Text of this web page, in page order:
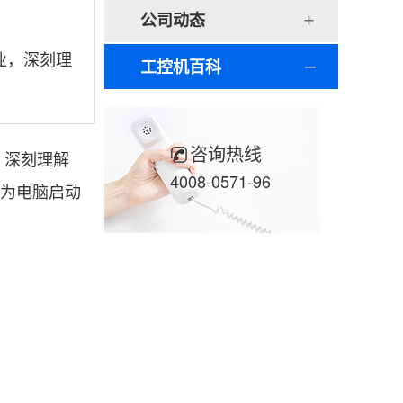
公司动态
工控机百科
咨询热线
4008-0571-96
深刻理
刻理解
电脑启动